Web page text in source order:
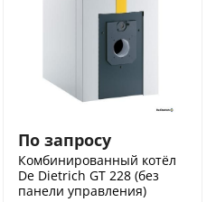
По запросу
Комбинированный котёл
De Dietrich GT 228 (без
панели управления)